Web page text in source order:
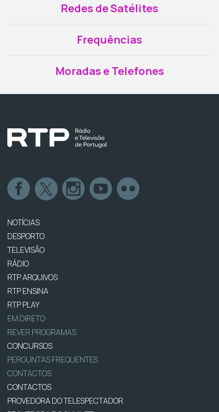
Redes de Satélites
Frequências
Moradas e Telefones
NOTÍCIAS
DESPORTO
TELEVISÃO
RÁDIO
RTP ARQUIVOS
RTP ENSINA
RTP PLAY
EM DIRETO
REVER PROGRAMAS
CONCURSOS
PERGUNTAS FREQUENTES
CONTACTOS
CONTACTOS
PROVEDORA DO TELESPECTADOR